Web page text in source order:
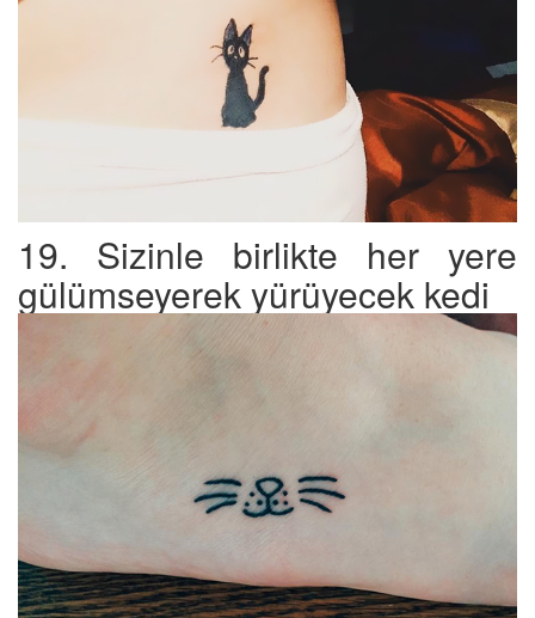
19. Sizinle birlikte her yere
gülümseyerek yürüyecek kedi